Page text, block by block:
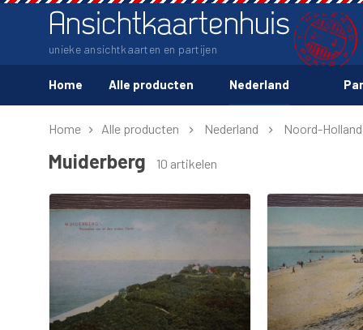
Ansichtkaartenhuis
unieke ansichtkaarten en partijen
Home Alle producten Nederland
Home Alle producten Nederland Noord-Holland
Muiderberg 10 artikelen